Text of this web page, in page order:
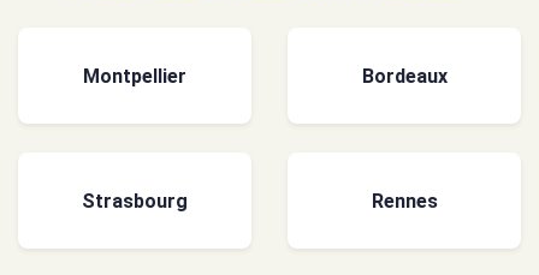
Montpellier Bordeaux
Strasbourg Rennes